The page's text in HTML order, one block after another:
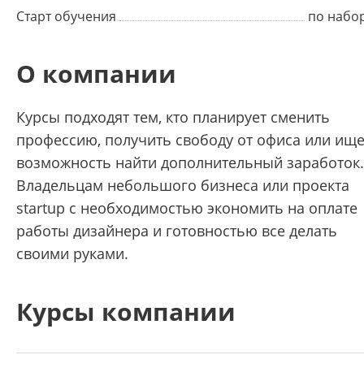
Старт обучения
по
О компании
Курсы подходят тем, кто планирует сменить
профессию, получить свободу от офиса или
возможность найти дополнительный заработок.
Владельцам небольшого бизнеса или проекта
startup с необходимостью экономить на оплате
работы дизайнера и готовностью все делать
своими руками.
Курсы компании